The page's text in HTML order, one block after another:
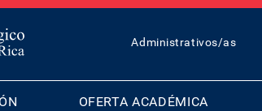
TOP
MENU
Administrativos/as
OFERTA ACADÉMICA